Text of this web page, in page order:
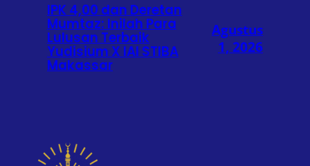
IPK 4,00 dan Deretan
Mumtaz: Inilah Para
Lulusan Terbaik
Yudisium X IAI STIBA
Makassar
Agustus
1, 2026